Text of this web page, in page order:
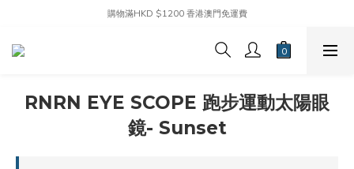
購物滿HKD $1200 香港澳門免運費
RNRN EYE SCOPE 跑步運動太陽眼
鏡- Sunset